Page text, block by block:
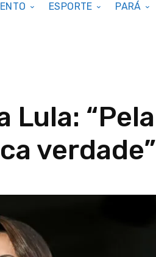
ESPORTE PARÁ
Lula: “Pela
verdade”